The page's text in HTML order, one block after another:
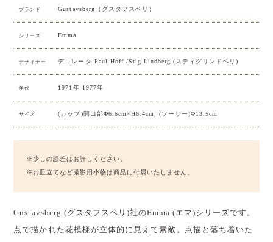
ブランド Gustavsberg（グスタフスベリ）
シリーズ Emma
デザイナー デコレータ Paul Hoff /Stig Lindberg (スティグリンドベリ)
年代 1971年-1977年
サイズ (カップ)開口部Φ6.6cm×H6.4cm, (ソーサー)Φ13.5cm
※少しの誤差はお許しください。
※お皿立てなど撮影用小物は商品に付属いたしません。
Gustavsberg (グスタフスベリ)社のEmma (エマ)シリーズです。
点で描かれた花模様が立体的に見えて素敵。点描と落ち着いた